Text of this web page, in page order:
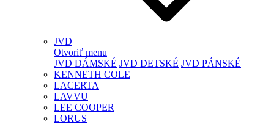
JVD
Otvoriť menu
JVD DÁMSKÉ JVD DETSKÉ JVD PÁNSKÉ
KENNETH COLE
LACERTA
LAVVU
LEE COOPER
LORUS